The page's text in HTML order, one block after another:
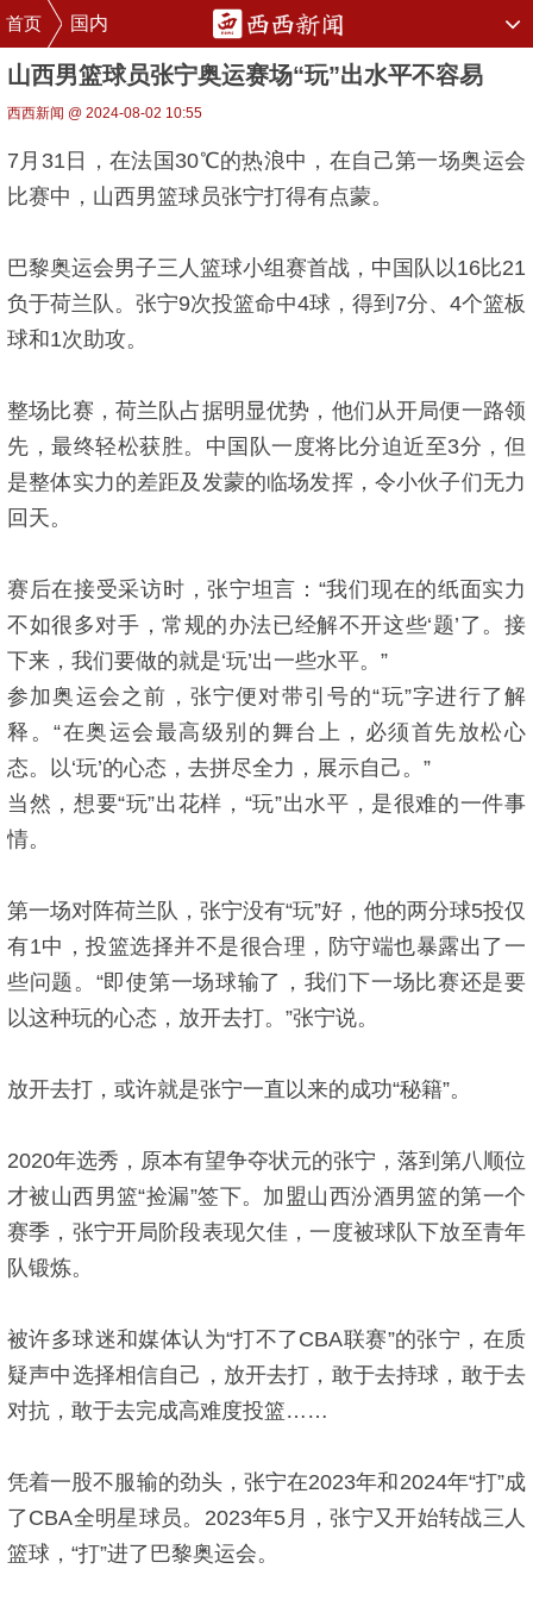
首页 国内
山西男篮球员张宁奥运赛场“玩”出水平不容易
西西新闻 @ 2024-08-02 10:55
7月31日，在法国30℃的热浪中，在自己第一场奥运会
比赛中，山西男篮球员张宁打得有点蒙。
巴黎奥运会男子三人篮球小组赛首战，中国队以16比21
负于荷兰队。张宁9次投篮命中4球，得到7分、4个篮板
球和1次助攻。
整场比赛，荷兰队占据明显优势，他们从开局便一路领
先，最终轻松获胜。中国队一度将比分迫近至3分，但
是整体实力的差距及发蒙的临场发挥，令小伙子们无力
回天。
赛后在接受采访时，张宁坦言：“我们现在的纸面实力
不如很多对手，常规的办法已经解不开这些‘题’了。接
下来，我们要做的就是‘玩’出一些水平。”
参加奥运会之前，张宁便对带引号的“玩”字进行了解
释。“在奥运会最高级别的舞台上，必须首先放松心
态。以‘玩’的心态，去拼尽全力，展示自己。”
当然，想要“玩”出花样，“玩”出水平，是很难的一件事
情。
第一场对阵荷兰队，张宁没有“玩”好，他的两分球5投仅
有1中，投篮选择并不是很合理，防守端也暴露出了一
些问题。“即使第一场球输了，我们下一场比赛还是要
以这种玩的心态，放开去打。”张宁说。
放开去打，或许就是张宁一直以来的成功“秘籍”。
2020年选秀，原本有望争夺状元的张宁，落到第八顺位
才被山西男篮“捡漏”签下。加盟山西汾酒男篮的第一个
赛季，张宁开局阶段表现欠佳，一度被球队下放至青年
队锻炼。
被许多球迷和媒体认为“打不了CBA联赛”的张宁，在质
疑声中选择相信自己，放开去打，敢于去持球，敢于去
对抗，敢于去完成高难度投篮……
凭着一股不服输的劲头，张宁在2023年和2024年“打”成
了CBA全明星球员。2023年5月，张宁又开始转战三人
篮球，“打”进了巴黎奥运会。